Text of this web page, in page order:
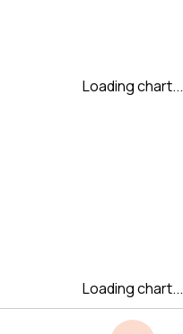
Loading chart...
Loading chart...